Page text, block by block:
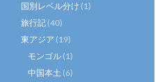
国別レベル分け (1)
旅行記 (40)
東アジア (19)
モンゴル (1)
中国本土 (6)